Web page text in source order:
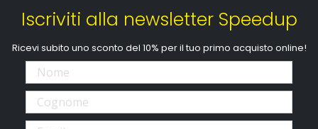
Iscriviti alla newsletter Speedup
Ricevi subito uno sconto del 10% per il tuo primo acquisto online!